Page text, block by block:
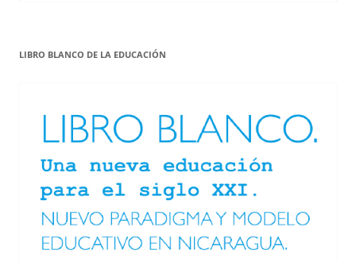
LIBRO BLANCO DE LA EDUCACIÓN